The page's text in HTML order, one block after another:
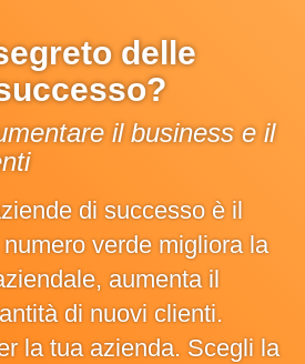
delle
il business e il
di successo è il
verde migliora la
aumenta il
di nuovi clienti.
la tua azienda. Scegli la